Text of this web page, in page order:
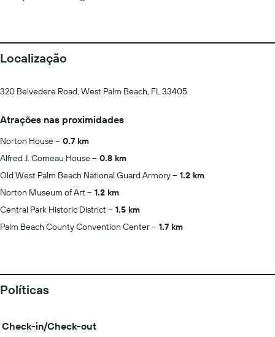
Localização
320 Belvedere Road, West Palm Beach, FL 33405
Atrações nas proximidades
Norton House
0.7 km
Alfred J. Comeau House
0.8 km
Old West Palm Beach National Guard Armory
1.2 km
Norton Museum of Art
1.2 km
Central Park Historic District
1.5 km
Palm Beach County Convention Center
1.7 km
Políticas
Check-in/Check-out